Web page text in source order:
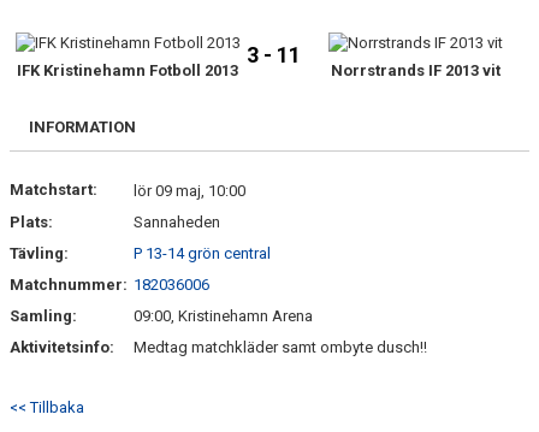
DOKUMENT
KONTAKT
IFK Kristinehamn Fotboll 2013
3 - 11
Norrstrands IF 2013 vit
INFORMATION
Matchstart:
lör 09 maj, 10:00
Plats:
Sannaheden
Tävling:
P 13-14 grön central
Matchnummer: 182036006
Samling:
09:00, Kristinehamn Arena
Aktivitetsinfo:
Medtag matchkläder samt ombyte dusch!!
<< Tillbaka